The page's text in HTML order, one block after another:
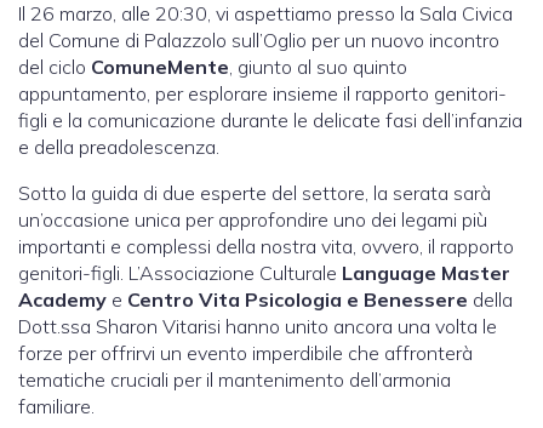
Il 26 marzo, alle 20:30, vi aspettiamo presso la Sala Civica
del Comune di Palazzolo sull’Oglio per un nuovo incontro
del ciclo ComuneMente, giunto al suo quinto
appuntamento, per esplorare insieme il rapporto genitori-
figli e la comunicazione durante le delicate fasi dell’infanzia
e della preadolescenza.
Sotto la guida di due esperte del settore, la serata sarà
un’occasione unica per approfondire uno dei legami più
importanti e complessi della nostra vita, ovvero, il rapporto
genitori-figli. L’Associazione Culturale Language Master
Academy e Centro Vita Psicologia e Benessere della
Dott.ssa Sharon Vitarisi hanno unito ancora una volta le
forze per offrirvi un evento imperdibile che affronterà
tematiche cruciali per il mantenimento dell’armonia
familiare.